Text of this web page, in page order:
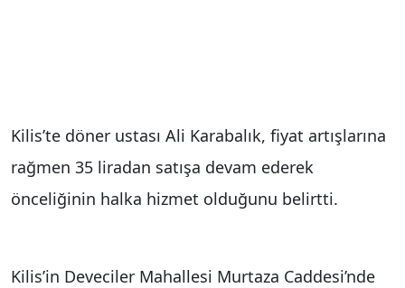
Kilis’te döner ustası Ali Karabalık, fiyat artışlarına
rağmen 35 liradan satışa devam ederek
önceliğinin halka hizmet olduğunu belirtti.
Kilis’in Deveciler Mahallesi Murtaza Caddesi’nde